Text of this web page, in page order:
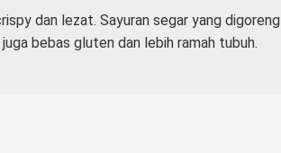
dan lezat. Sayuran segar yang digoreng
bebas gluten dan lebih ramah tubuh.